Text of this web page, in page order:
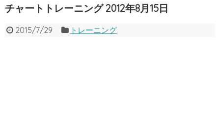
チャートトレーニング 2012年8月15日
2015/7/29 トレーニング